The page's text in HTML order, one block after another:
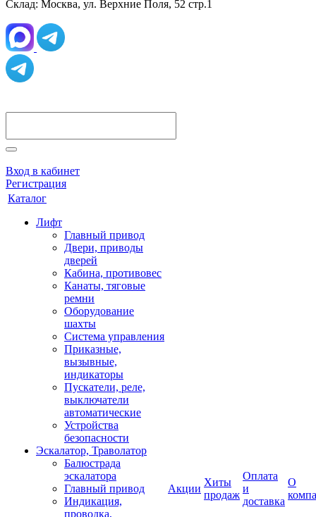
Склад: Москва, ул. Верхние Поля, 52 стр.1
Вход в кабинет
Регистрация
Каталог
Лифт
Главный привод
Двери, приводы
дверей
Кабина, противовес
Канаты, тяговые
ремни
Оборудование
шахты
Система управления
Приказные,
вызывные,
индикаторы
Пускатели, реле,
выключатели
автоматические
Устройства
безопасности
Эскалатор, Траволатор
Балюстрада
эскалатора
Главный привод
Индикация,
проводка,
Акции
Хиты
продаж
Оплата
и
доставка
О